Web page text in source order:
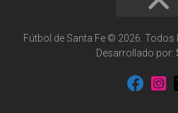
Fútbol de Santa Fe © 2026.
Desarrollado por: